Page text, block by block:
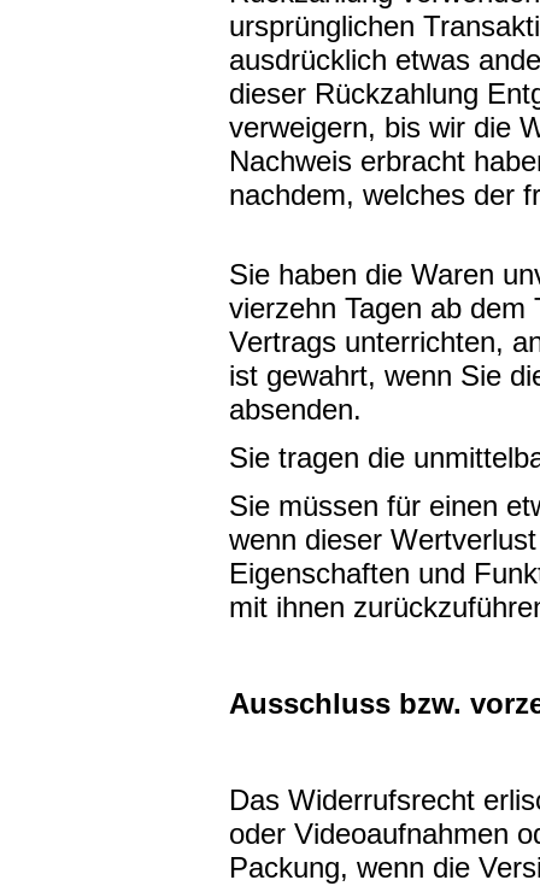
ursprünglichen
ausdrücklich etwas
dieser Rückzahlung
verweigern, bis wir die
Nachweis erbracht
nachdem, welches der
Sie haben die Waren
vierzehn Tagen ab
Vertrags unterrichten,
ist gewahrt, wenn Sie
absenden.
Sie tragen die
Sie müssen für einen
wenn dieser
Eigenschaften und
mit ihnen
Ausschluss bzw.
Das Widerrufsrecht
oder Videoaufnahmen
Packung, wenn die